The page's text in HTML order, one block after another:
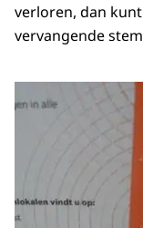
verloren, dan
vervangende